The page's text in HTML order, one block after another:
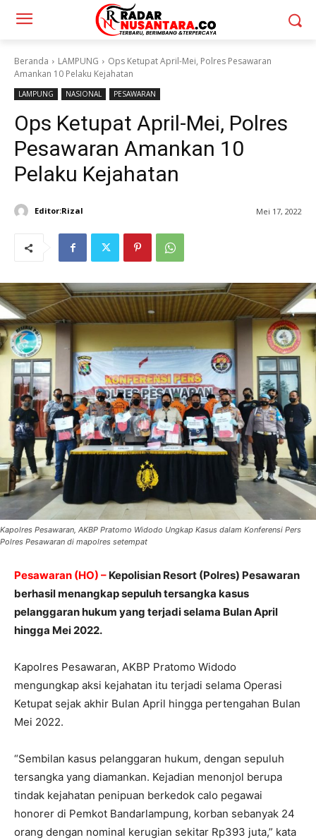
Beranda LAMPUNG
Ops Ketupat April-Mei, Polres Pesawaran
Amankan 10 Pelaku Kejahatan
LAMPUNG NASIONAL PESAWARAN
Ops Ketupat April-Mei, Polres
Pesawaran Amankan 10
Pelaku Kejahatan
Editor:Rizal Mei 17, 2022
Kapolres Pesawaran, AKBP Pratomo Widodo Ungkap Kasus dalam Konferensi Pers
Polres Pesawaran di mapolres setempat
Pesawaran (HO) – Kepolisian Resort (Polres) Pesawaran
berhasil menangkap sepuluh tersangka kasus
pelanggaran hukum yang terjadi selama Bulan April
hingga Mei 2022.
Kapolres Pesawaran, AKBP Pratomo Widodo
mengungkap aksi kejahatan itu terjadi selama Operasi
Ketupat sejak akhir Bulan April hingga pertengahan Bulan
Mei 2022.
“Sembilan kasus pelanggaran hukum, dengan sepuluh
tersangka yang diamankan. Kejadian menonjol berupa
tindak kejahatan penipuan berkedok calo pegawai
honorer di Pemkot Bandarlampung, korban sebanyak 24
orang dengan nominal kerugian sekitar Rp393 juta,” kata